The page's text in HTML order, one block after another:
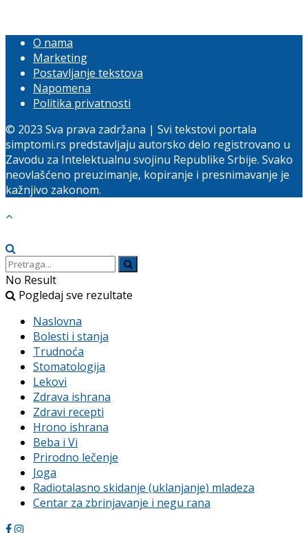
O nama
Marketing
Postavljanje tekstova
Napomena
Politika privatnosti
© 2023 Sva prava zadržana | Svi tekstovi portala
simptomi.rs predstavljaju autorsko delo registrovano u
Zavodu za Intelektualnu svojinu Republike Srbije. Svako
neovlašćeno preuzimanje, kopiranje i presnimavanje je
kažnjivo zakonom.
No Result
Pogledaj sve rezultate
Naslovna
Bolesti i stanja
Trudnoća
Stomatologija
Lekovi
Zdrava ishrana
Zdravi recepti
Hrono ishrana
Beba i Vi
Prirodno lečenje
Joga
Radiotalasno skidanje (uklanjanje) mladeza
Centar za zbrinjavanje i negu rana